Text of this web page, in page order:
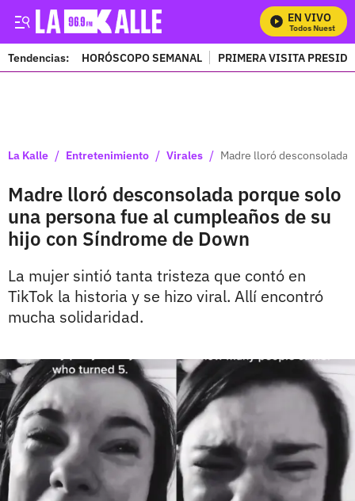
EN VIVO
Mira Todos Nuestros
Tendencias: HORÓSCOPO SEMANAL PRIMERA VISITA
La Kalle / Entretenimiento / Virales / Madre lloró desconsolada
Madre lloró desconsolada porque solo
una persona fue al cumpleaños de su
hijo con Síndrome de Down
La mujer sintió tanta tristeza que contó en
TikTok la historia y se hizo viral. Allí encontró
mucha solidaridad.